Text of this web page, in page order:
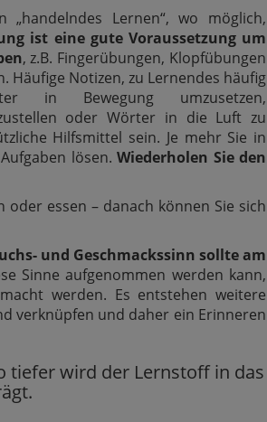
„handelndes Lernen“, wo möglich,
ist eine gute Voraussetzung um
, z.B. Fingerübungen, Klopfübungen
Häufige Notizen, zu Lernendes häufig
in Bewegung umzusetzen,
oder Wörter in die Luft zu
Hilfsmittel sein. Je mehr Sie in
lösen.Wiederholen Sie den
oder essen – danach können Sie sich
und Geschmackssinn sollte am
Sinne aufgenommen werden kann,
werden. Es entstehen weitere
verknüpfen und daher ein Erinneren
tiefer wird der Lernstoff in das